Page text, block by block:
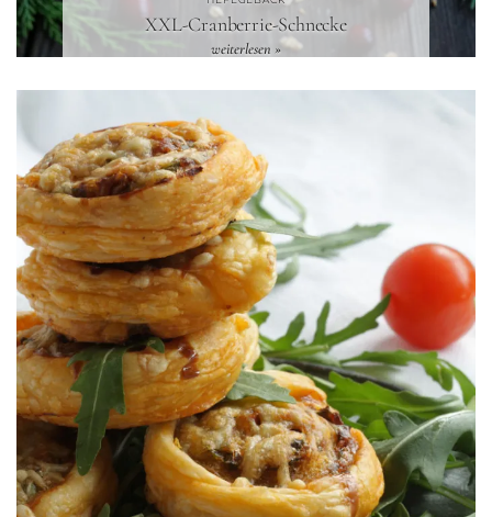
XXL-Cranberrie-Schnecke
weiterlesen »